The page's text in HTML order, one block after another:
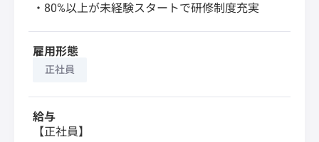
・80%以上が未経験スタートで研修制度充実
雇用形態
正社員
給与
【正社員】